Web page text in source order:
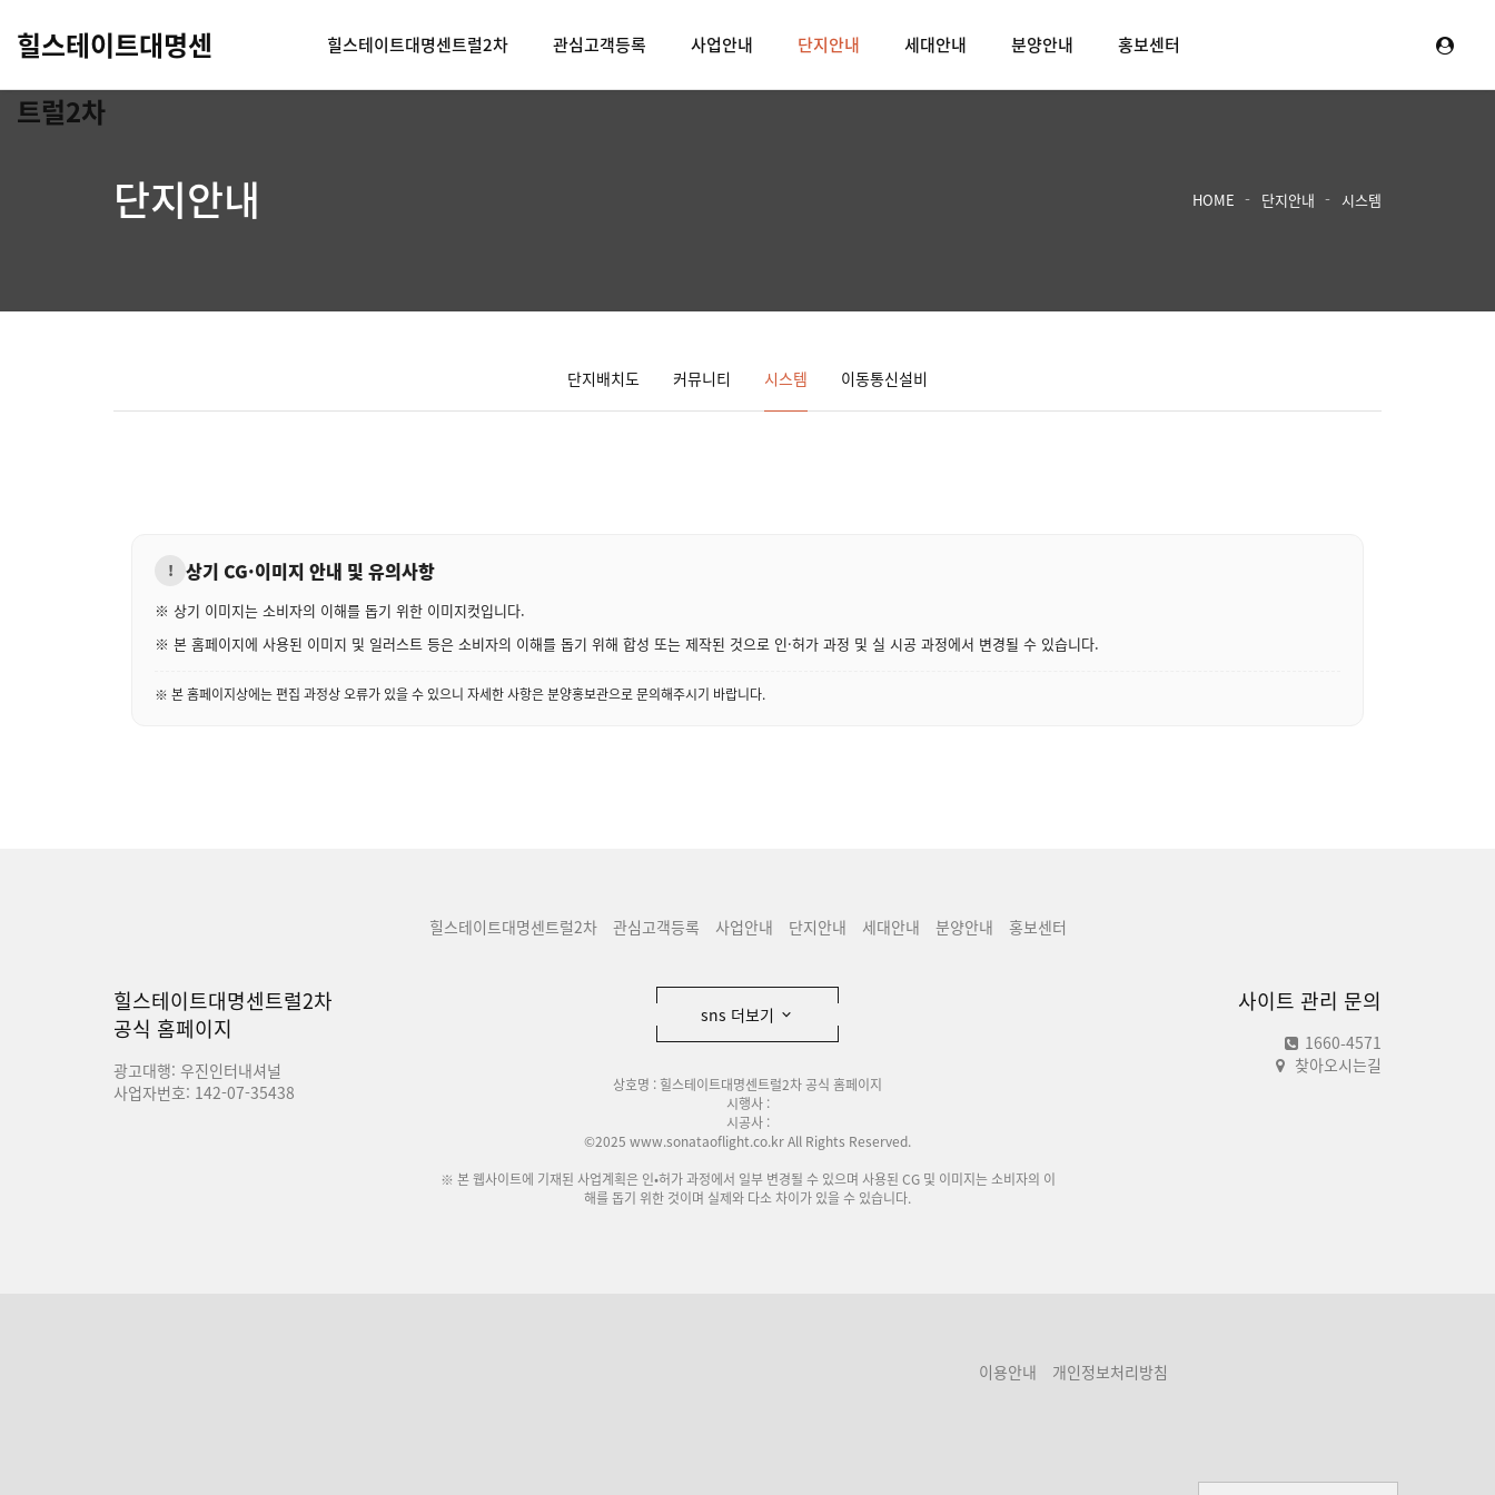
힐스테이트대명센
트럴2차
힐스테이트대명센트럴2차 관심고객등록 사업안내 단지안내 세대안내 분양안내 홍보센터
단지안내 HOME 단지안내 시스템
단지배치도 커뮤니티 시스템 이동통신설비
! 상기 CG·이미지 안내 및 유의사항
※ 상기 이미지는 소비자의 이해를 돕기 위한 이미지컷입니다.
※ 본 홈페이지에 사용된 이미지 및 일러스트 등은 소비자의 이해를 돕기 위해 합성 또는 제작된 것으로 인·허가 과정 및 실 시공 과정에서 변경될 수 있습니다.
※ 본 홈페이지상에는 편집 과정상 오류가 있을 수 있으니 자세한 사항은 분양홍보관으로 문의해주시기 바랍니다.
힐스테이트대명센트럴2차 관심고객등록 사업안내 단지안내 세대안내 분양안내 홍보센터
힐스테이트대명센트럴2차
공식 홈페이지
광고대행: 우진인터내셔널
사업자번호: 142-07-35438
사이트 관리 문의
1660-4571
찾아오시는길
sns 더보기
상호명 : 힐스테이트대명센트럴2차 공식 홈페이지
시행사 :
시공사 :
©2025 www.sonataoflight.co.kr All Rights Reserved.
※ 본 웹사이트에 기재된 사업계획은 인•허가 과정에서 일부 변경될 수 있으며 사용된 CG 및 이미지는 소비자의 이
해를 돕기 위한 것이며 실제와 다소 차이가 있을 수 있습니다.
이용안내 개인정보처리방침